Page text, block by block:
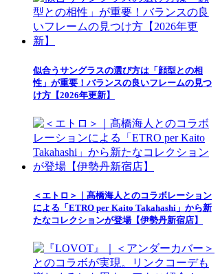
似合うサングラスの選び方は「顔型との相
性」が重要！バランスの良いフレームの見つ
け方【2026年更新】
＜エトロ＞｜髙橋海人とのコラボレーション
による「ETRO per Kaito Takahashi」から新
たなコレクションが登場【伊勢丹新宿店】